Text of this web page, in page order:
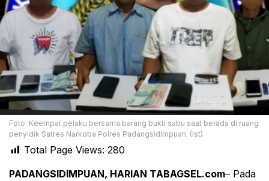
Foto: Keempat pelaku bersama barang bukti sabu saat berada di ruang
penyidik Satres Narkoba Polres Padangsidimpuan. (Ist)
Total Page Views: 280
PADANGSIDIMPUAN, HARIAN TABAGSEL.com– Pada